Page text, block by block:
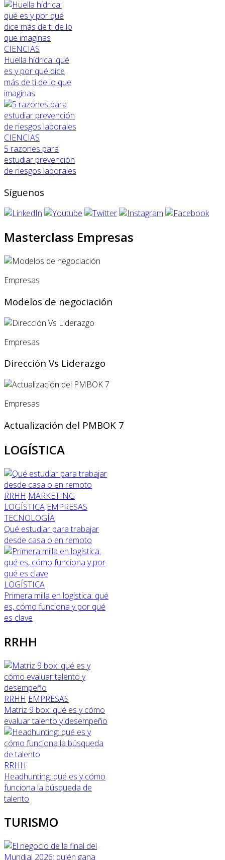
CIENCIAS
Huella hídrica: qué
es y por qué dice
más de ti de lo que
imaginas
CIENCIAS
5 razones para
estudiar prevención
de riesgos laborales
Síguenos
Masterclass Empresas
Empresas
Modelos de negociación
Empresas
Dirección Vs Liderazgo
Empresas
Actualización del PMBOK 7
LOGÍSTICA
RRHH MARKETING
LOGÍSTICA EMPRESAS
TECNOLOGÍA
Qué estudiar para trabajar
desde casa o en remoto
LOGÍSTICA
Primera milla en logística: qué
es, cómo funciona y por qué
es clave
RRHH
RRHH EMPRESAS
Matriz 9 box: qué es y cómo
evaluar talento y desempeño
RRHH
Headhunting: qué es y cómo
funciona la búsqueda de
talento
TURISMO